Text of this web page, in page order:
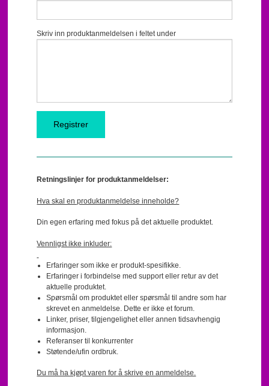
Skriv inn produktanmeldelsen i feltet under
Retningslinjer for produktanmeldelser:
Hva skal en produktanmeldelse inneholde?
Din egen erfaring med fokus på det aktuelle produktet.
Vennligst ikke inkluder:
Erfaringer som ikke er produkt-spesifikke.
Erfaringer i forbindelse med support eller retur av det
aktuelle produktet.
Spørsmål om produktet eller spørsmål til andre som har
skrevet en anmeldelse. Dette er ikke et forum.
Linker, priser, tilgjengelighet eller annen tidsavhengig
informasjon.
Referanser til konkurrenter
Støtende/ufin ordbruk.
Du må ha kjøpt varen for å skrive en anmeldelse.